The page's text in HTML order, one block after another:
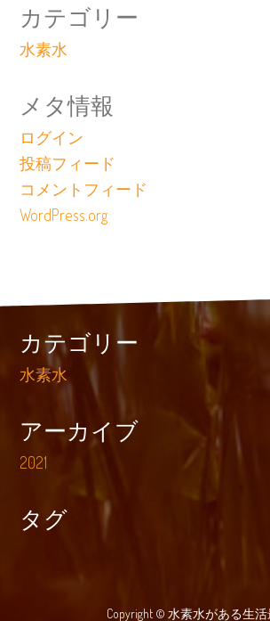
カテゴリー
水素水
メタ情報
ログイン
投稿フィード
コメントフィード
WordPress.org
カテゴリー
水素水
アーカイブ
2021
タグ
Copyright © 水素水がある生